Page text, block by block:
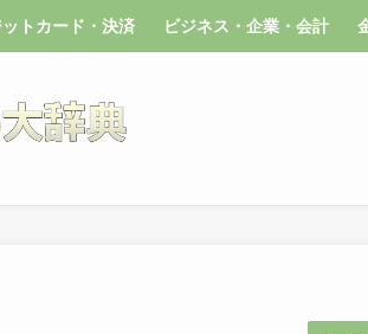
トカード・決済 ビジネス・企業・会計